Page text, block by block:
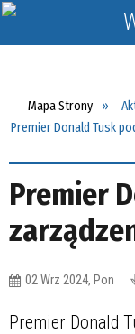
Mapa Strony
Premier Donald Tusk
Premier
02 Wrz 2024, Pon
Premier Donald